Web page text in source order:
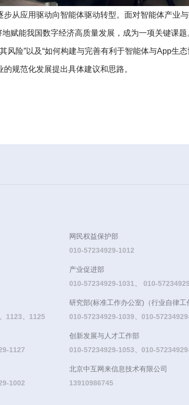
从应用驱动向智能体驱动转型。面对智能体产业
赋能我国数字经济高质量发展，成为一项关键课
险”以及“如何构建与完善有利于智能体与App生
规范化发展提出具体建议和思路。
1123、1125
1127
1002
网民权益保护部
010-57234929-1012
产业促进部
010-57234929-1031、 010-
研究部(标准工作办公室)（行业自律工
010-57234929-1039、010-
创新发展与人才工作部
010-57234929-1053、010-
北京中互网来信息技术有限公司
13910986745